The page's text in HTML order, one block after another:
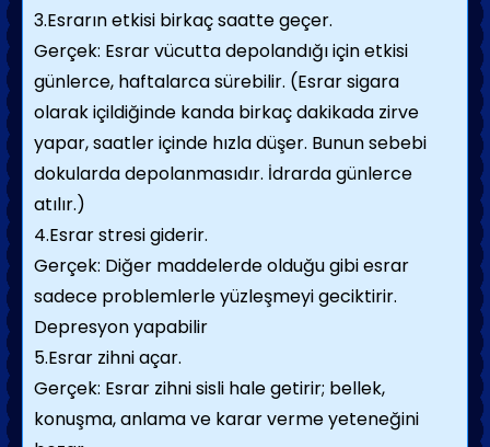
3.Esrarın etkisi birkaç saatte geçer.
Gerçek: Esrar vücutta depolandığı için etkisi
günlerce, haftalarca sürebilir. (Esrar sigara
olarak içildiğinde kanda birkaç dakikada zirve
yapar, saatler içinde hızla düşer. Bunun sebebi
dokularda depolanmasıdır. İdrarda günlerce
atılır.)
4.Esrar stresi giderir.
Gerçek: Diğer maddelerde olduğu gibi esrar
sadece problemlerle yüzleşmeyi geciktirir.
Depresyon yapabilir
5.Esrar zihni açar.
Gerçek: Esrar zihni sisli hale getirir; bellek,
konuşma, anlama ve karar verme yeteneğini